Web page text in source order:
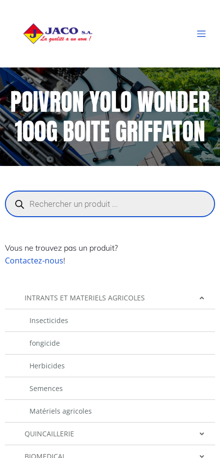
POIVRON YOLO WONDER
100G BOITE GRIFFATON
Recherche
de
produits
Vous ne trouvez pas un produit?
Contactez-nous!
INTRANTS ET MATERIELS AGRICOLES
Insecticides
fongicide
Herbicides
Semences
Matériels agricoles
QUINCAILLERIE